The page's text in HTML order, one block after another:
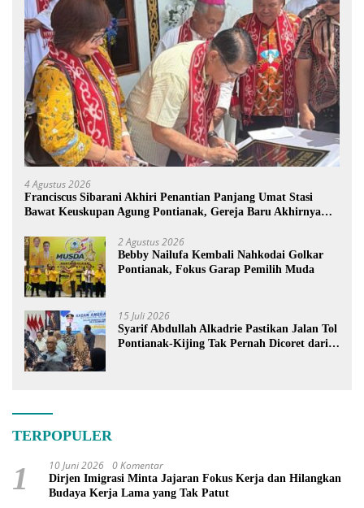
4 Agustus 2026
Franciscus Sibarani Akhiri Penantian Panjang Umat Stasi
Bawat Keuskupan Agung Pontianak, Gereja Baru Akhirnya
2 Agustus 2026
Bebby Nailufa Kembali Nahkodai Golkar
Pontianak, Fokus Garap Pemilih Muda
15 Juli 2026
Syarif Abdullah Alkadrie Pastikan Jalan Tol
Pontianak-Kijing Tak Pernah Dicoret dari
TERPOPULER
1 10 Juni 2026 0 Komentar
Dirjen Imigrasi Minta Jajaran Fokus Kerja dan Hilangkan
Budaya Kerja Lama yang Tak Patut